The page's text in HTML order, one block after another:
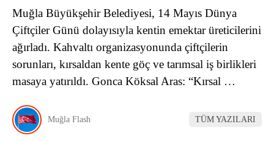
Muğla Büyükşehir Belediyesi, 14 Mayıs Dünya
Çiftçiler Günü dolayısıyla kentin emektar üreticilerini
ağırladı. Kahvaltı organizasyonunda çiftçilerin
sorunları, kırsaldan kente göç ve tarımsal iş birlikleri
masaya yatırıldı. Gonca Köksal Aras: “Kırsal …
Muğla Flash TÜM YAZILARI